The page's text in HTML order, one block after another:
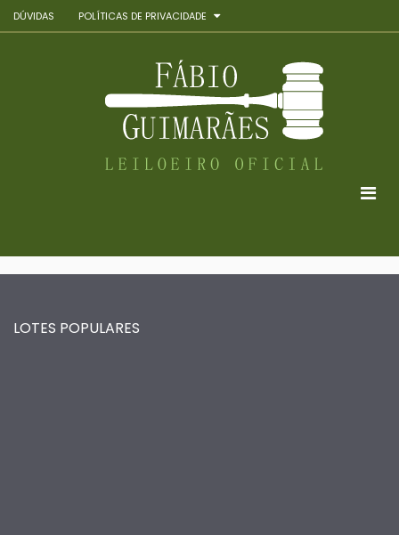
DÚVIDAS POLÍTICAS DE PRIVACIDADE
LOTES POPULARES